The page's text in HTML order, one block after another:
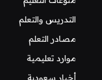
التدريس والتعلم
مصادر التعلم
موارد تعليمية
أخبار سعودية